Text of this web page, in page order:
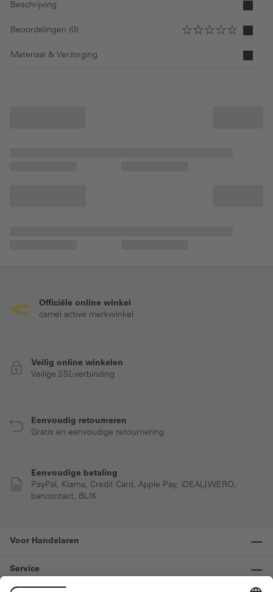
Beschrijving
Beoordelingen (0)
Materiaal & Verzorging
Officiële online winkel
camel active merkwinkel
Veilig online winkelen
Veilige SSL-verbinding
Eenvoudig retourneren
Gratis en eenvoudige retournering
Eenvoudige betaling
PayPal, Klarna, Credit Card, Apple Pay, iDEAL| WERO,
bancontact, BLIK
Voor Handelaren
Service